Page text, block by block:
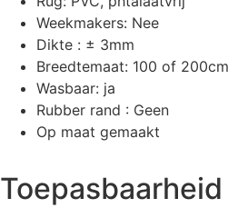
Weekmakers: Nee
Dikte : ± 3mm
Breedtemaat: 100 of 200cm
Wasbaar: ja
Rubber rand : Geen
Op maat gemaakt
Toepasbaarheid